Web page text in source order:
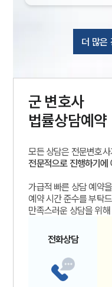
더 많은
군 변호사
법률상담예약
모든 상담은 전문변호
전문적으로 진행하기에
가급적 빠른 상담 예약
예약 시간 준수를 부탁
만족스러운 상담을 위
전화상담